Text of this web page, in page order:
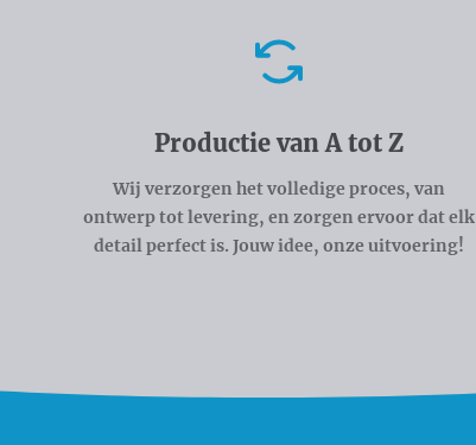
Productie van A tot Z
Wij verzorgen het volledige proces, van
ontwerp tot levering, en zorgen ervoor dat elk
detail perfect is. Jouw idee, onze uitvoering!